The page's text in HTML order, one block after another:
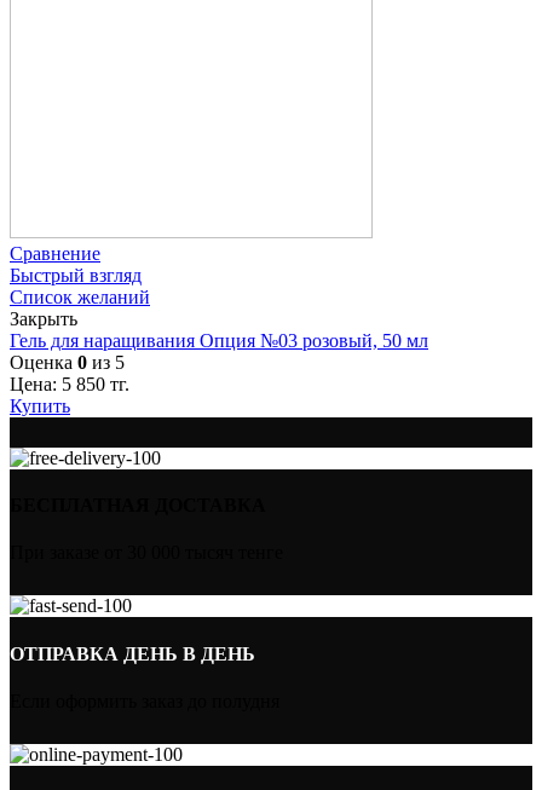
Сравнение
Быстрый взгляд
Список желаний
Закрыть
Гель для наращивания Опция №03 розовый, 50 мл
Оценка 0 из 5
Цена: 5 850 тг.
Купить
ОТПРАВКА ДЕНЬ В ДЕНЬ